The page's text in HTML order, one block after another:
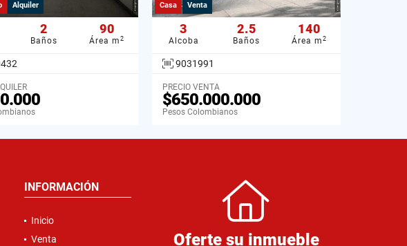
Alquiler
2
Baños
90
Área m 2
Casa Venta
3
Alcoba
2.5
Baños
140
Área m 2
9031991
PRECIO VENTA
$650.000.000
Pesos Colombianos
INFORMACIÓN
Inicio
Venta
Oferte su inmueble